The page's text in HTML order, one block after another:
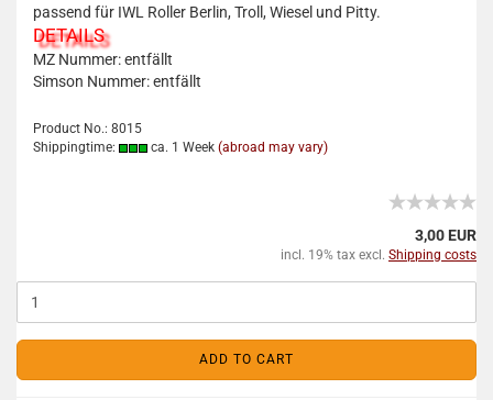
passend für IWL Roller Berlin, Troll, Wiesel und Pitty.
DETAILS
MZ Nummer: entfällt
Simson Nummer: entfällt
Product No.: 8015
Shippingtime:
ca. 1 Week (abroad may vary)
3,00 EUR
incl. 19% tax excl. Shipping costs
ADD TO CART